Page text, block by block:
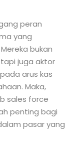
peran
yang
bukan
juga aktor
arus kas
Maka,
sales force
penting bagi
pasar yang